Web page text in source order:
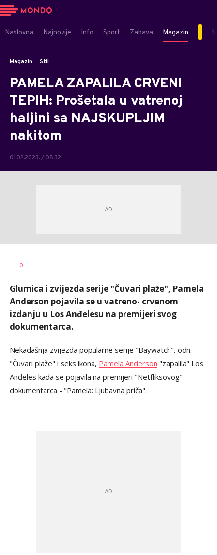
Naslovna Najnovije Info Sport Zabava Magazin
Magazin Stil
PAMELA ZAPALILA CRVENI
TEPIH: Prošetala u vatrenoj
haljini sa NAJSKUPLJIM
nakitom
01.02.2023. / 08:32
AUTOR
0
Glumica i zvijezda serije "Čuvari plaže", Pamela
Anderson pojavila se u vatreno- crvenom
izdanju u Los Anđelesu na premijeri svog
dokumentarca.
Nekadašnja zvijezda popularne serije "Baywatch", odn.
"Čuvari plaže" i seks ikona, Pamela Anderson "zapalila" Los
Anđeles kada se pojavila na premijeri "Netfliksovog"
dokumentarca - "Pamela: Ljubavna priča".